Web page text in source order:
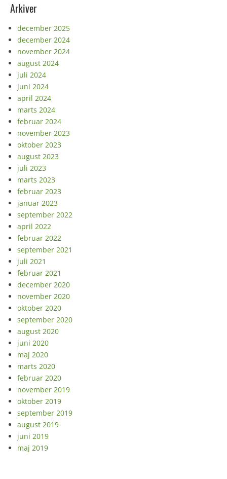
Arkiver
december 2025
december 2024
november 2024
august 2024
juli 2024
juni 2024
april 2024
marts 2024
februar 2024
november 2023
oktober 2023
august 2023
juli 2023
marts 2023
februar 2023
januar 2023
september 2022
april 2022
februar 2022
september 2021
juli 2021
februar 2021
december 2020
november 2020
oktober 2020
september 2020
august 2020
juni 2020
maj 2020
marts 2020
februar 2020
november 2019
oktober 2019
september 2019
august 2019
juni 2019
maj 2019